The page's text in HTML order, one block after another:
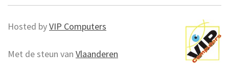
Hosted byVIP Computers
Met de steun van Vlaanderen